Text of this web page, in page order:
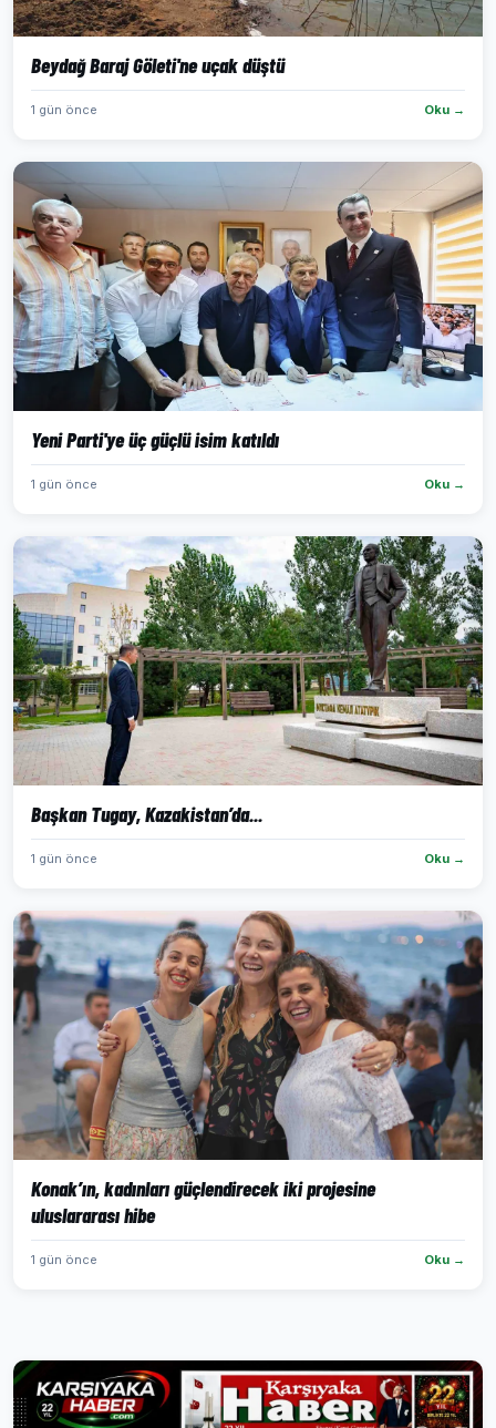
Beydağ Baraj Göleti'ne uçak düştü
1 gün önce Oku →
Yeni Parti'ye üç güçlü isim katıldı
1 gün önce Oku →
Başkan Tugay, Kazakistan’da...
1 gün önce Oku →
Konak’ın, kadınları güçlendirecek iki projesine
uluslararası hibe
1 gün önce Oku →